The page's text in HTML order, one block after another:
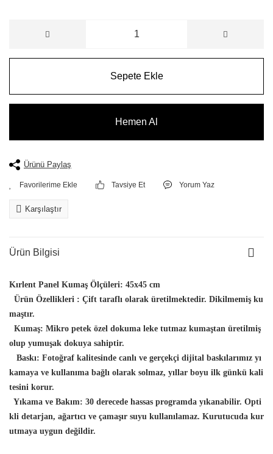
Sepete Ekle
Hemen Al
Ürünü Paylaş
Tavsiye Et Yorum Yaz
Karşılaştır
Ürün Bilgisi
Kırlent Panel Kumaş Ölçüleri: 45x45 cm
Ürün Özellikleri : Çift taraflı olarak üretilmektedir. Dikilmemiş ku
maştır.
Kumaş: Mikro petek özel dokuma leke tutmaz kumaştan üretilmiş
olup yumuşak dokuya sahiptir.
Baskı: Fotoğraf kalitesinde canlı ve gerçekçi dijital baskılarımız yı
kamaya ve kullanıma bağlı olarak solmaz, yıllar boyu ilk günkü kali
tesini korur.
Yıkama ve Bakım: 30 derecede hassas programda yıkanabilir. Opti
kli detarjan, ağartıcı ve çamaşır suyu kullanılamaz. Kurutucuda kur
utmaya uygun değildir.